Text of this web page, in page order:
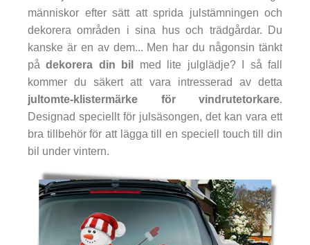
människor efter sätt att sprida julstämningen och
dekorera områden i sina hus och trädgårdar. Du
kanske är en av dem... Men har du någonsin tänkt
pådekorera din bil
med lite julglädje? I så fall
kommer du säkert att vara intresserad av detta
jultomte-klistermärke för vindrutetorkare.
Designad speciellt för julsäsongen, det kan vara ett
bra tillbehör för att lägga till en speciell touch till din
bil under vintern.